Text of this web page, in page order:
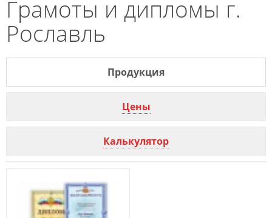
Грамоты и дипломы г.
Рославль
Продукция
Цены
Калькулятор